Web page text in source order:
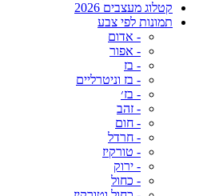
קטלוג מעצבים 2026
תמונות לפי צבע
- אדום
- אפור
- בז
- בז וניטרליים
- בז׳
- זהב
- חום
- חרדל
- טורקיז
- ירוק
- כחול